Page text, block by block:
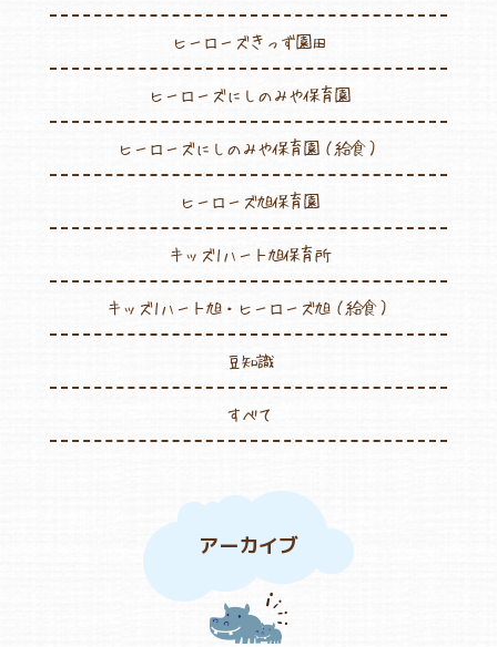
ヒーローズきっず園田
ヒーローズにしのみや保育園
ヒーローズにしのみや保育園（給食）
ヒーローズ旭保育園
キッズ1ハート旭保育所
キッズ1ハート旭・ヒーローズ旭（給食）
豆知識
すべて
アーカイブ